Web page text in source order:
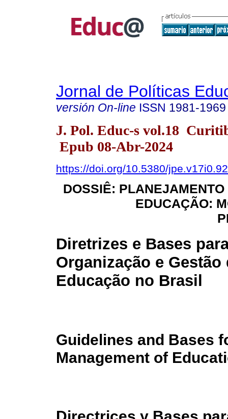
Jornal de Políticas
versión On-line ISSN 1981-1969
J. Pol. Educ-s vol.18
Epub 08-Abr-2024
https://doi.org/10.5380/
DOSSIÊ:
EDUCAÇÃO:
Diretrizes e Bases
Organização e Gestão
Educação no Brasil
Guidelines and Bases
Management of